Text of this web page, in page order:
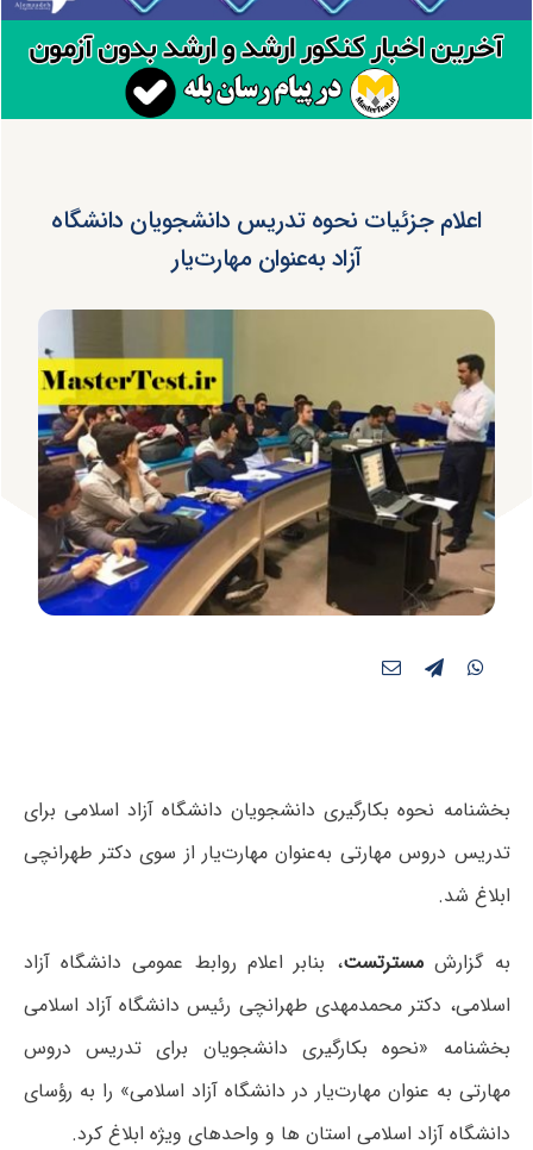
اعلام جزئیات نحوه تدریس دانشجویان دانشگاه
آزاد به‌عنوان مهارت‌یار
بخشنامه نحوه بکارگیری دانشجویان دانشگاه آزاد اسلامی برای
تدریس دروس مهارتی به‌عنوان مهارت‌یار از سوی دکتر طهرانچی
ابلاغ شد.
به گزارشمسترتست، بنابر اعلام روابط عمومی دانشگاه آزاد
اسلامی، دکتر محمدمهدی طهرانچی رئیس دانشگاه آزاد اسلامی
بخشنامه «نحوه بکارگیری دانشجویان برای تدریس دروس
مهارتی به عنوان مهارت‌یار در دانشگاه آزاد اسلامی» را به رؤسای
دانشگاه آزاد اسلامی استان ها و واحدهای ویژه ابلاغ کرد.